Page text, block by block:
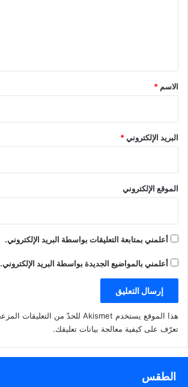
*
الاسم *
البريد الإلكتروني*
الموقع الإلكتروني
أعلمني بمتابعة التعليقات بواسطة البريد الإلكتروني.
أعلمني بالمواضيع الجديدة بواسطة البريد الإلكتروني.
هذا الموقع يستخدم Akismet للحدّ من التعليقات المزعجة والغير مرغوبة.
تعرّف على كيفية معالجة بيانات تعليقك.
الطقس